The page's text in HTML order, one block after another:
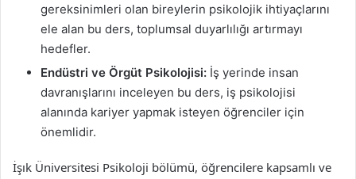
gereksinimleri olan bireylerin psikolojik ihtiyaçlarını
ele alan bu ders, toplumsal duyarlılığı artırmayı
hedefler.
Endüstri ve Örgüt Psikolojisi: İş yerinde insan
davranışlarını inceleyen bu ders, iş psikolojisi
alanında kariyer yapmak isteyen öğrenciler için
önemlidir.
İşık Üniversitesi Psikoloji bölümü, öğrencilere kapsamlı ve